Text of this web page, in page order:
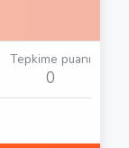
Tepkime puanı
0